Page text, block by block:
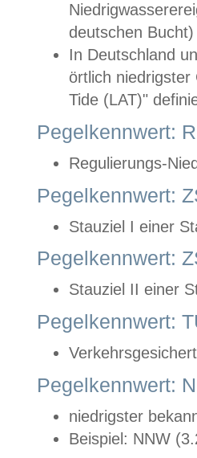
deutschen
In Deutschland
örtlich
Tide (LAT)"
Pegelkennwert:
Regulierungs-
Pegelkennwert:
Stauziel I einer
Pegelkennwert:
Stauziel II einer
Pegelkennwert:
Pegelkennwert:
niedrigster
Beispiel: NNW